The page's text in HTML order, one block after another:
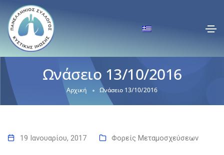
Ωνάσειο 13/10/2016
Αρχική Ωνάσειο 13/10/2016
19 Ιανουαρίου, 2017 Φορείς Μεταμοσχεύσεων